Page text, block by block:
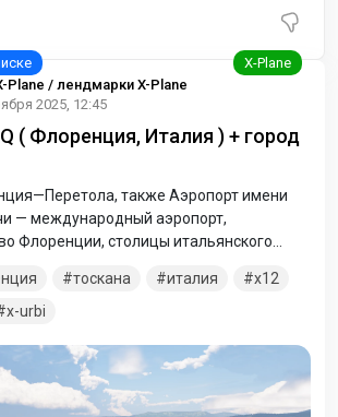
Plane / лендмарки X-Plane
2025, 12:45
( Флоренция, Италия ) + город
также Аэропорт имени
— международный аэропорт,
Флоренции, столицы итальянского
после международного аэропорта
столица итальянского региона Тоскана,
из главных достопримечательностей
собор Дуомо. Его покрытый
был создан по проекту
тоскана италия
x12
x-urbi